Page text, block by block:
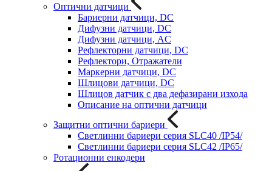
Оптични датчици
Бариерни датчици, DC
Дифузни датчици, DC
Дифузни датчици, AC
Рефлекторни датчици, DC
Рефлектори, Отражатели
Маркерни датчици, DC
Шлицови датчици, DC
Шлицов датчик с два дефазирани изхода
Описание на оптични датчици
Защитни оптични бариери
Светлинни бариери серия SLC40 /IP54/
Светлинни бариери серия SLC42 /IP65/
Ротационни енкодери